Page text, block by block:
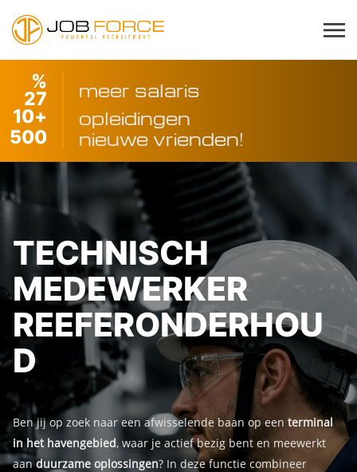
%
27
meer salaris
+
10
opleidingen
500
nieuwe vrienden!
TECHNISCH
MEDEWERKER
REEFERONDERHOU
D
Ben jij op zoek naar een afwisselende baan op een terminal
in het havengebied, waar je actief bezig bent en meewerkt
aanduurzame oplossingen? In deze functie combineer